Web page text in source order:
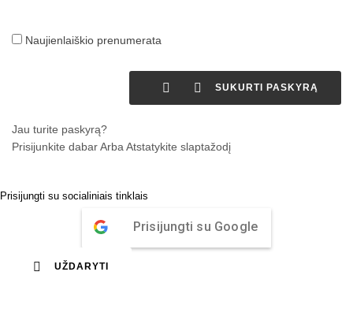
Naujienlaiškio prenumerata
  SUKURTI PASKYRĄ
Jau turite paskyrą?
Prisijunkite dabarArba Atstatykite slaptažodį
Prisijungti su socialiniais tinklais
Prisijungti su Google
 UŽDARYTI